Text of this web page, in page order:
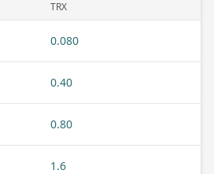
TRX
0.080
0.40
0.80
1.6